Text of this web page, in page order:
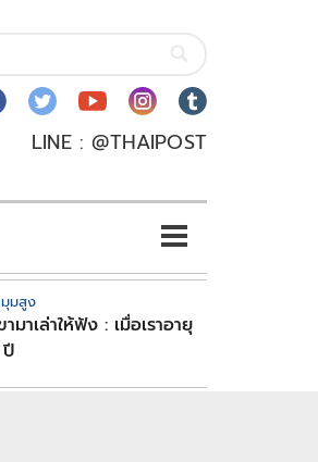
LINE : @THAIPOST
มสูง
ามาเล่าให้ฟัง : เมื่อเราอายุ